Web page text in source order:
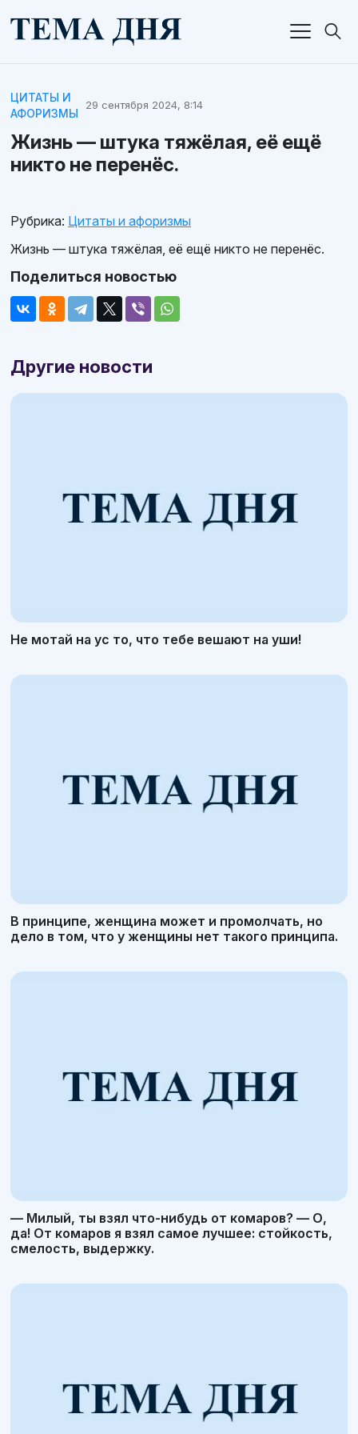
ЦИТАТЫ И
АФОРИЗМЫ
29 сентября 2024, 8:14
Жизнь — штука тяжёлая, её ещё
никто не перенёс.
Рубрика: Цитаты и афоризмы
Жизнь — штука тяжёлая, её ещё никто не перенёс.
Поделиться новостью
Другие новости
Не мотай на ус то, что тебе вешают на уши!
В принципе, женщина может и промолчать, но
дело в том, что у женщины нет такого принципа.
— Милый, ты взял что-нибудь от комаров? — О,
да! От комаров я взял самое лучшее: стойкость,
смелость, выдержку.